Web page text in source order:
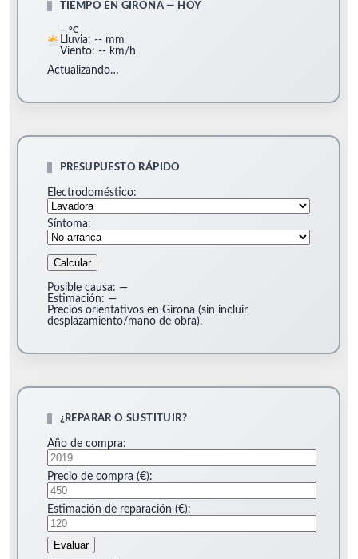
TIEMPO EN GIRONA — HOY
-- °C
Lluvia: -- mm
Viento: -- km/h
Actualizando…
PRESUPUESTO RÁPIDO
Electrodoméstico:
Síntoma:
Calcular
Posible causa: —
Estimación: —
Precios orientativos en Girona (sin incluir
desplazamiento/mano de obra).
¿REPARAR O SUSTITUIR?
Año de compra:
Precio de compra (€):
Estimación de reparación (€):
Evaluar